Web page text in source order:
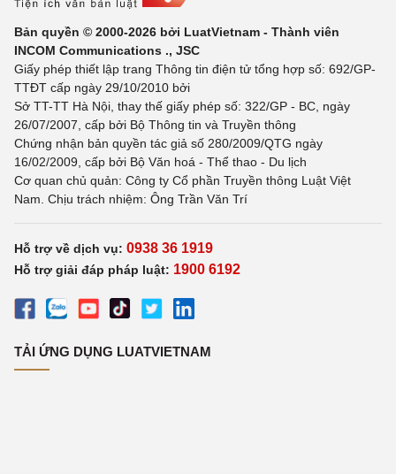
Bản quyền © 2000-2026 bởi LuatVietnam - Thành viên
INCOM Communications ., JSC
Giấy phép thiết lập trang Thông tin điện tử tổng hợp số: 692/GP-
TTĐT cấp ngày 29/10/2010 bởi
Sở TT-TT Hà Nội, thay thế giấy phép số: 322/GP - BC, ngày
26/07/2007, cấp bởi Bộ Thông tin và Truyền thông
Chứng nhận bản quyền tác giả số 280/2009/QTG ngày
16/02/2009, cấp bởi Bộ Văn hoá - Thể thao - Du lịch
Cơ quan chủ quản: Công ty Cổ phần Truyền thông Luật Việt
Nam. Chịu trách nhiệm: Ông Trần Văn Trí
Hỗ trợ về dịch vụ: 0938 36 1919
Hỗ trợ giải đáp pháp luật: 1900 6192
TẢI ỨNG DỤNG LUATVIETNAM